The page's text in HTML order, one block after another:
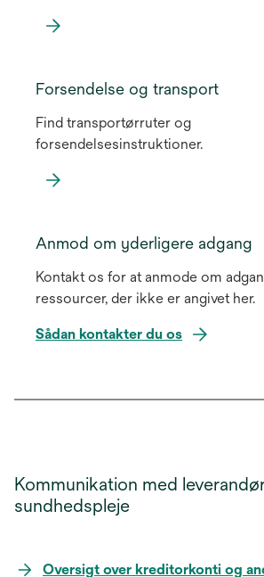
Forsendelse og transport
Find transportørruter og
forsendelsesinstruktioner.
Anmod om yderligere adgang
Kontakt os for at anmode om
ressourcer, der ikke er angivet her.
Sådan kontakter du os
Kommunikation med
sundhedspleje
Oversigt over kreditorkonti og